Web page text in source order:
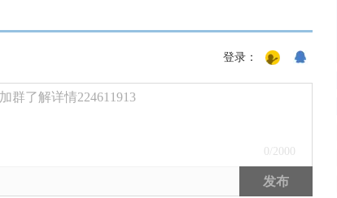
登录：
群了解详情224611913
0 /2000
发布